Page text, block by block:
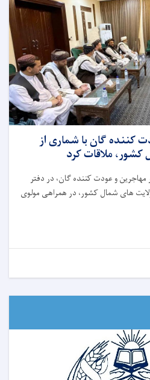
کننده گان با شماری از
کشور، ملاقات کرد
مهاجرین و عودت کننده گان، در دفتر
‌های شمال کشور، در همراهی مولوی